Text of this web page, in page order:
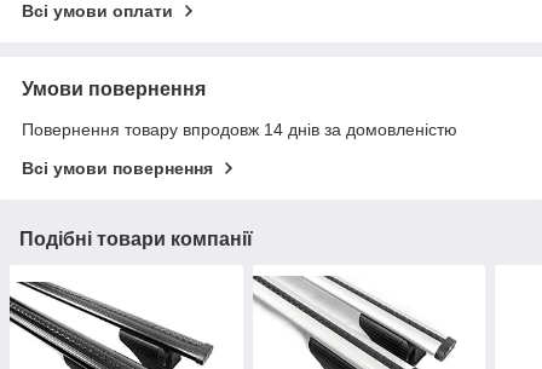
Всі умови оплати
Умови повернення
Повернення товару впродовж 14 днів за домовленістю
Всі умови повернення
Подібні товари компанії